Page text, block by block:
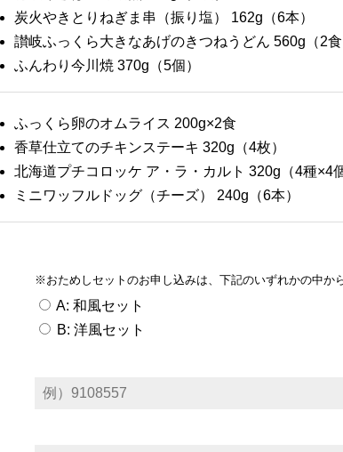
炭火やきとりねぎま串（振り塩） 162g（6本）
讃岐ふっくら大きなあげのきつねうどん 560g（2食
ふんわり今川焼 370g（5個）
ふっくら卵のオムライス 200g×2食
香草仕立てのチキンステーキ 320g（4枚）
北海道プチコロッケ ア・ラ・カルト 320g（4種×4個
ミニワッフルドッグ（チーズ） 240g（6本）
※おためしセットのお申し込みは、下記のいずれかの中か
A: 和風セット
B: 洋風セット